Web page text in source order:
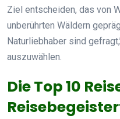
Ziel entscheiden, das von
unberührten Wäldern
Naturliebhaber sind
auszuwählen.
Die Top 10